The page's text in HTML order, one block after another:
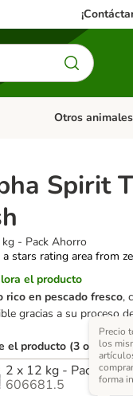
abierto: Roedores y +
Menú de
Otros animales
Spirit
- Pack Ahorro
a stars rating area from
el producto
rico en pescado fresco,
gracias a su proceso
el producto (3 opciones)
2 x 12 kg - Pack
606681.5
Precio
los
forma